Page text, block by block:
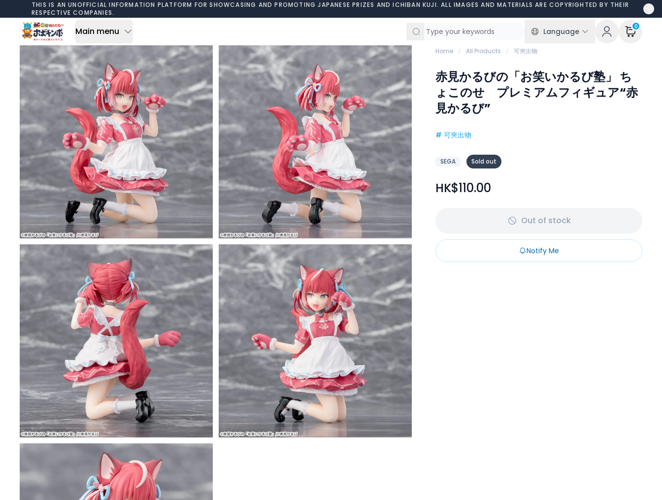
Skip to contentTHIS IS AN UNOFFICIAL INFORMATION PLATFORM FOR SHOWCASING AND PROMOTING JAPANESE PRIZES AND ICHIBAN KUJI. ALL IMAGES AND MATERIALS ARE COPYRIGHTED BY THEIR
RESPECTIVE COMPANIES.
Main menu Language
0
Home All Products 可夾出物
赤見かるびの「お笑いかるび塾」 ち
ょこのせ プレミアムフィギュア“赤
見かるび”
# 可夾出物
SEGA Sold out
HK$110.00
Out of stock
Notify Me